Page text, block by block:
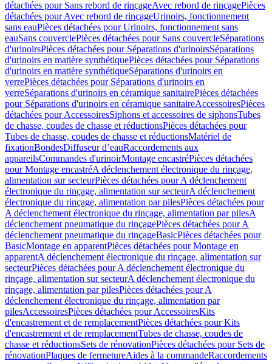
détachées pour Sans rebord de rinçageAvec rebord de rinçagePièces
détachées pour Avec rebord de rinçageUrinoirs, fonctionnement
sans eauPièces détachées pour Urinoirs, fonctionnement sans
eauSans couverclePièces détachées pour Sans couvercleSéparations
d'urinoirsPièces détachées pour Séparations d'urinoirsSéparations
d'urinoirs en matière synthétiquePièces détachées pour Séparations
d'urinoirs en matière synthétiqueSéparations d'urinoirs en
verrePièces détachées pour Séparations d'urinoirs en
verreSéparations d'urinoirs en céramique sanitairePièces détachées
pour Séparations d'urinoirs en céramique sanitaireAccessoiresPièces
détachées pour AccessoiresSiphons et accessoires de siphonsTubes
de chasse, coudes de chasse et réductionsPièces détachées pour
Tubes de chasse, coudes de chasse et réductionsMatériel de
fixationBondesDiffuseur d’eauRaccordements aux
appareilsCommandes d'urinoirMontage encastréPièces détachées
pour Montage encastréA déclenchement électronique du rinçage,
alimentation sur secteurPièces détachées pour A déclenchement
électronique du rinçage, alimentation sur secteurA déclenchement
électronique du rinçage, alimentation par pilesPièces détachées pour
A déclenchement électronique du rinçage, alimentation par pilesA
déclenchement pneumatique du rinçagePièces détachées pour A
déclenchement pneumatique du rinçageBasicPièces détachées pour
BasicMontage en apparentPièces détachées pour Montage en
apparentA déclenchement électronique du rinçage, alimentation sur
secteurPièces détachées pour A déclenchement électronique du
rinçage, alimentation sur secteurA déclenchement électronique du
rinçage, alimentation par pilesPièces détachées pour A
déclenchement électronique du rinçage, alimentation par
pilesAccessoiresPièces détachées pour AccessoiresKits
d'encastrement et de remplacementPièces détachées pour Kits
d'encastrement et de remplacementTubes de chasse, coudes de
chasse et réductionsSets de rénovationPièces détachées pour Sets de
rénovationPlaques de fermetureAides à la commandeRaccordements